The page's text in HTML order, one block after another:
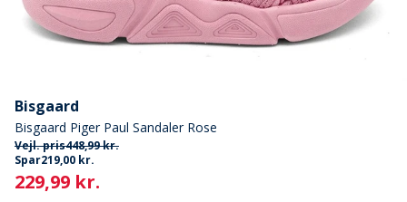
Bisgaard
Bisgaard Piger Paul Sandaler Rose
Vejl. pris448,99 kr.
Spar219,00 kr.
Current
229,99 kr.